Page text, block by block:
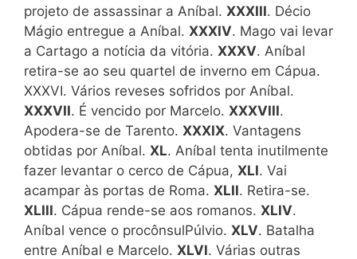
projeto de assassinar a Aníbal. XXXIII. Décio
Mágio entregue a Aníbal. XXXIV. Mago vai levar
a Cartago a notícia da vitória. XXXV. Aníbal
retira-se ao seu quartel de inverno em Cápua.
XXXVI. Vários reveses sofridos por Aníbal.
XXXVII. É vencido por Marcelo. XXXVIII.
Apodera-se de Tarento. XXXIX. Vantagens
obtidas por Aníbal. XL. Aníbal tenta inutilmente
fazer levantar o cerco de Cápua, XLI. Vai
acampar às portas de Roma. XLII. Retira-se.
XLIII. Cápua rende-se aos romanos. XLIV.
Aníbal vence o procônsulPúlvio. XLV. Batalha
entre Aníbal e Marcelo. XLVI. Várias outras